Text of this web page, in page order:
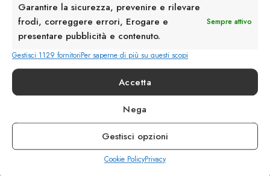
Garantire la sicurezza, prevenire e rilevare
frodi, correggere errori, Erogare e
presentare pubblicità e contenuto.
Sempre attivo
Gestisci 1129 fornitoriPer saperne di più su questi scopi
Accetta
Nega
Gestisci opzioni
Cookie PolicyPrivacy
info@calzaturebelfiore.com
MI 20145 • Milano
Via Belfiore 9
Termini e Condizioni
Resi e Rimborsi
Spedizioni
Privacy